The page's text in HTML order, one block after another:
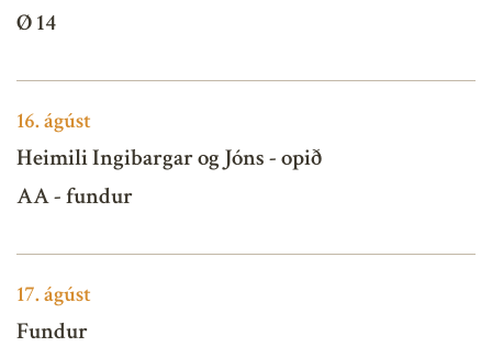
Ø 14
16.ágúst
Heimili Ingibargar og Jóns - opið
AA - fundur
17.ágúst
Fundur